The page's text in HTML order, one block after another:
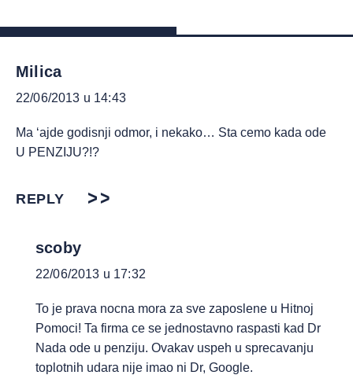
Milica
22/06/2013 u 14:43
Ma ‘ajde godisnji odmor, i nekako… Sta cemo kada ode
U PENZIJU?!?
REPLY
scoby
22/06/2013 u 17:32
To je prava nocna mora za sve zaposlene u Hitnoj
Pomoci! Ta firma ce se jednostavno raspasti kad Dr
Nada ode u penziju. Ovakav uspeh u sprecavanju
toplotnih udara nije imao ni Dr, Google.